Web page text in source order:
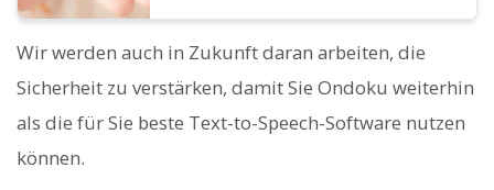
Wir werden auch in Zukunft daran arbeiten, die
Sicherheit zu verstärken, damit Sie Ondoku weiterhin
als die für Sie beste Text-to-Speech-Software nutzen
können.